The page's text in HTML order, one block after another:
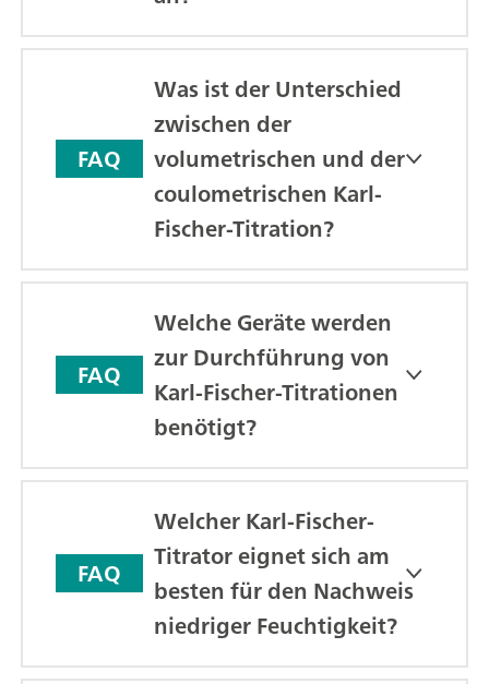
FAQ
Was ist der Unterschied
zwischen der
volumetrischen und der
coulometrischen Karl-
Fischer-Titration?
FAQ
Welche Geräte werden
zur Durchführung von
Karl-Fischer-Titrationen
benötigt?
FAQ
Welcher Karl-Fischer-
Titrator eignet sich am
besten für den Nachweis
niedriger Feuchtigkeit?